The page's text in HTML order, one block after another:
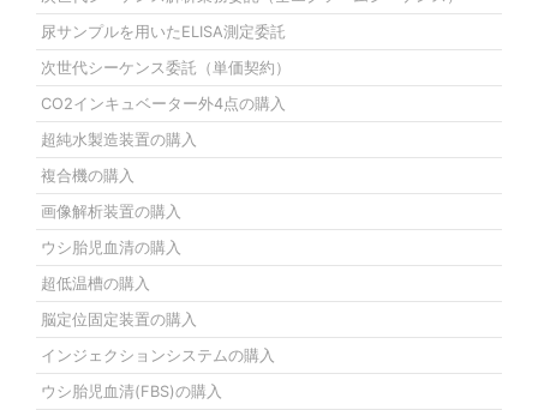
尿サンプルを用いたELISA測定委託
次世代シーケンス委託（単価契約）
CO2インキュベーター外4点の購入
超純水製造装置の購入
複合機の購入
画像解析装置の購入
ウシ胎児血清の購入
超低温槽の購入
脳定位固定装置の購入
インジェクションシステムの購入
ウシ胎児血清(FBS)の購入